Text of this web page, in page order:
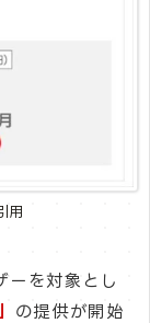
用
ーを対象とし
の提供が開始